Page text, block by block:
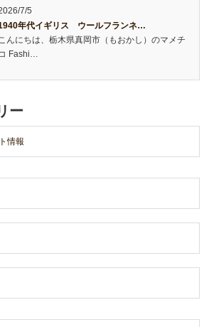
7/5
年代イギリス ウールフランネ…
こんにちは、栃木県真岡市（もおかし）のマメチ
コ Fashi…
ー
情報